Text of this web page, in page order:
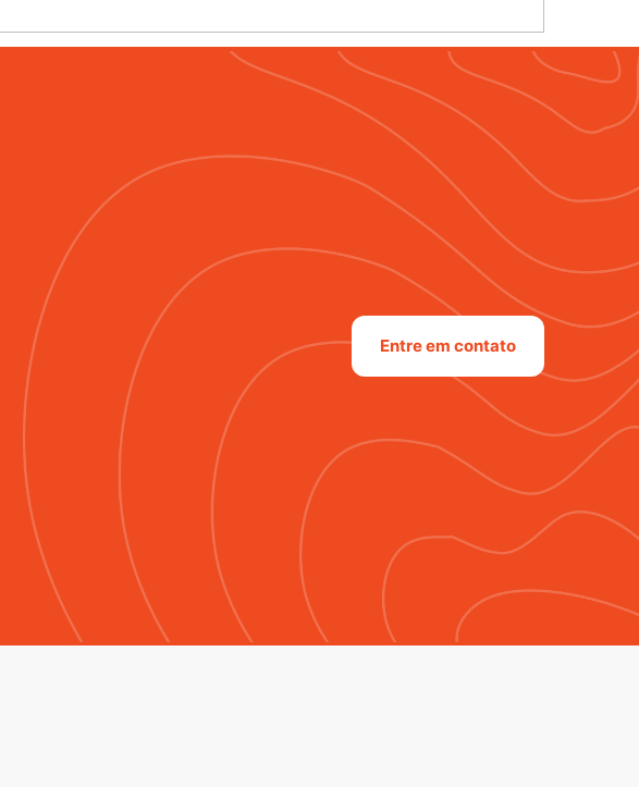
Entre em contato